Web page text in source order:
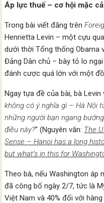
Áp lực thuế – cơ hội mặc
Trong bài viết đăng trên
Henrietta Levin – một cựu
dưới thời Tổng thống Obama
Đảng Dân chủ – bày tỏ lo
đánh cược quá lớn với một
Ngay tựa đề của bài, bà Levin
không có ý nghĩa gì – Hà Nội
những người bạn ngang
điều này?” (Nguyên văn: The
Sense – Hanoi has a long
but what’s in this for
Theo bà, nếu Washington áp
đã công bố ngày 2/7, tức là
Việt Nam và 40% đối với